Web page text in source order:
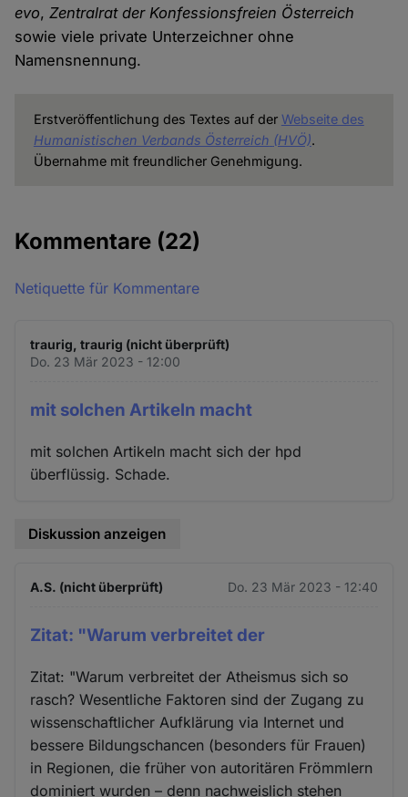
evo,Zentralrat der Konfessionsfreien Österreich
sowie viele private Unterzeichner ohne
Namensnennung.
Erstveröffentlichung des Textes auf der Webseite des
Humanistischen Verbands Österreich (HVÖ).
Übernahme mit freundlicher Genehmigung.
Kommentare (22)
Netiquette für Kommentare
traurig, traurig (nicht überprüft)
Do. 23 Mär 2023 - 12:00
mit solchen Artikeln macht
mit solchen Artikeln macht sich der hpd
überflüssig. Schade.
Diskussion anzeigen
A.S. (nicht überprüft) Do. 23 Mär 2023 - 12:40
Zitat: "Warum verbreitet der
Zitat: "Warum verbreitet der Atheismus sich so
rasch? Wesentliche Faktoren sind der Zugang zu
wissenschaftlicher Aufklärung via Internet und
bessere Bildungschancen (besonders für Frauen)
in Regionen, die früher von autoritären Frömmlern
dominiert wurden – denn nachweislich stehen